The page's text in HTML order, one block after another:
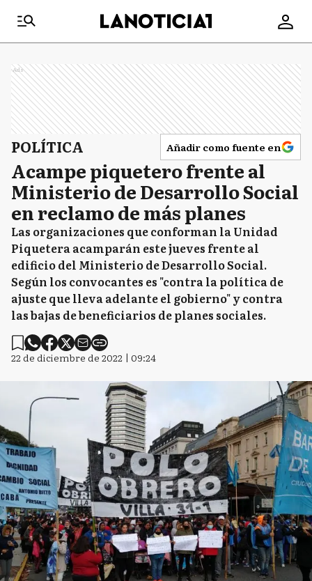
Ads
POLÍTICA Añadir como fuente en
Acampe piquetero frente al
Ministerio de Desarrollo Social
en reclamo de más planes
Las organizaciones que conforman la Unidad
Piquetera acamparán este jueves frente al
edificio del Ministerio de Desarrollo Social.
Según los convocantes es "contra la política de
ajuste que lleva adelante el gobierno" y contra
las bajas de beneficiarios de planes sociales.
22 de diciembre de 2022 | 09:24